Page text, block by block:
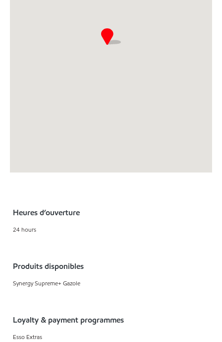
Heures d’ouverture
24 hours
Produits disponibles
Synergy Supreme+ Gazole
Loyalty & payment programmes
Esso Extras